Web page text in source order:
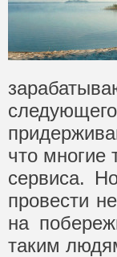
что многие
сервиса.
провести
на
таким